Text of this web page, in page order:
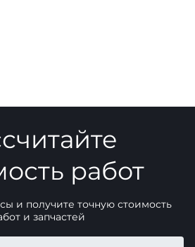
работ
и получите точную стоимость
и запчастей